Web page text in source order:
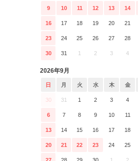
9 10 11 12 13 14
16 17 18 19 20 21
23 24 25 26 27 28
30 31 1 2 3 4
2026年9月
日 月 火 水 木 金
30 31 1 2 3 4
6 7 8 9 10 11
13 14 15 16 17 18
20 21 22 23 24 25